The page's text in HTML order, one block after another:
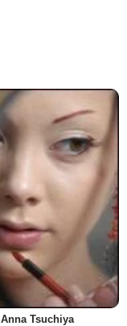
Anna Tsuchiya